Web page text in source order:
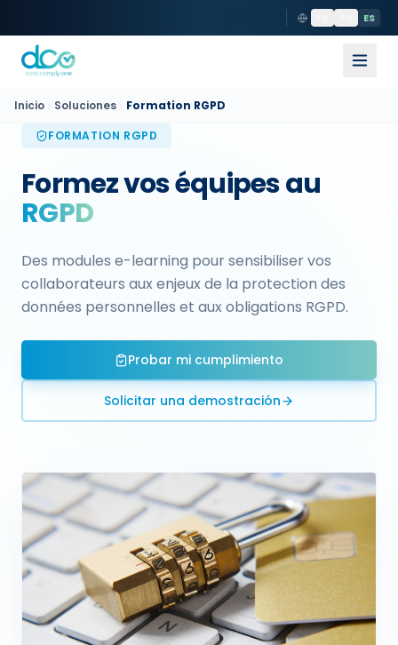
ES
Inicio Soluciones
Formation RGPD
FORMATION RGPD
Formez vos équipes au
RGPD
Des modules e-learning pour sensibiliser vos
collaborateurs aux enjeux de la protection des
données personnelles et aux obligations RGPD.
Probar mi cumplimiento
Solicitar una demostración